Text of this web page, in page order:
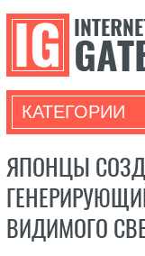
КАТЕГОРИИ
ЯПОНЦЫ
ВИДИМОГО